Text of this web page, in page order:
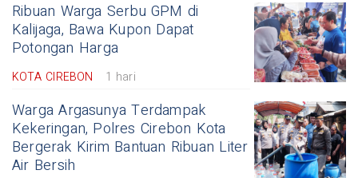
Ribuan Warga Serbu GPM di
Kalijaga, Bawa Kupon Dapat
Potongan Harga
KOTA CIREBON 1 hari
Warga Argasunya Terdampak
Kekeringan, Polres Cirebon Kota
Bergerak Kirim Bantuan Ribuan Liter
Air Bersih